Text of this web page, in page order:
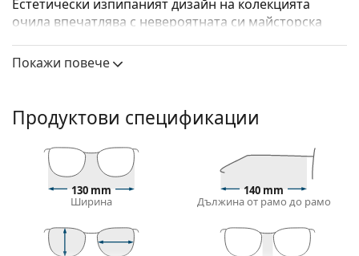
Естетически изпипаният дизайн на колекцията
очила впечатлява с невероятната си майсторска
Miu Miu 0MU 01XV 19P1O1 50
огледало на Lentiamo.
Кафявият цвят на рамката перфектно съвпада с
топли тонове на кожата и светлокафява, черна
или тъмно руса коса.
овална или кръгла форма на лицето.
Рамката на очилата е изработена от ацетат,
Покажи повече
Продуктови спецификации
130 mm
Ширина
140 mm
Дължина от рамо до рамо